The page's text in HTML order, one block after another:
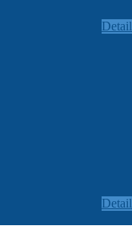
Detail
Detail